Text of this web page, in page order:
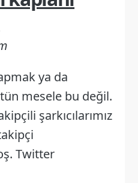
ya da
mesele bu değil.
şarkıcılarımız
Twitter